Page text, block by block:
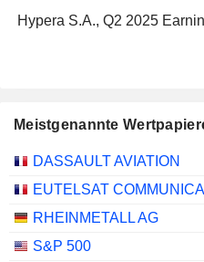
Hypera S.A., Q2 2025
Meistgenannte
DASSAULT AVIATION
EUTELSAT
RHEINMETALL AG
S&P 500